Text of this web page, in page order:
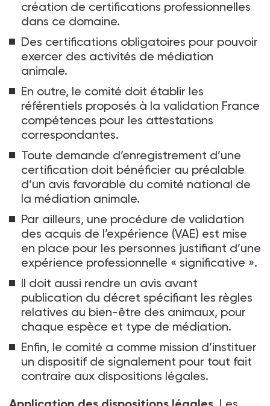
création de certifications professionnelles
dans ce domaine.
Des certifications obligatoires pour pouvoir
exercer des activités de médiation
animale.
En outre, le comité doit établir les
référentiels proposés à la validation France
compétences pour les attestations
correspondantes.
Toute demande d’enregistrement d’une
certification doit bénéficier au préalable
d’un avis favorable du comité national de
la médiation animale.
Par ailleurs, une procédure de validation
des acquis de l’expérience (VAE) est mise
en place pour les personnes justifiant d’une
expérience professionnelle « significative ».
Il doit aussi rendre un avis avant
publication du décret spécifiant les règles
relatives au bien-être des animaux, pour
chaque espèce et type de médiation.
Enfin, le comité a comme mission d’instituer
un dispositif de signalement pour tout fait
contraire aux dispositions légales.